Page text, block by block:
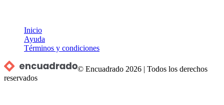
Inicio
Ayuda
Términos y condiciones
© Encuadrado 2026 |Todos los derechos
reservados